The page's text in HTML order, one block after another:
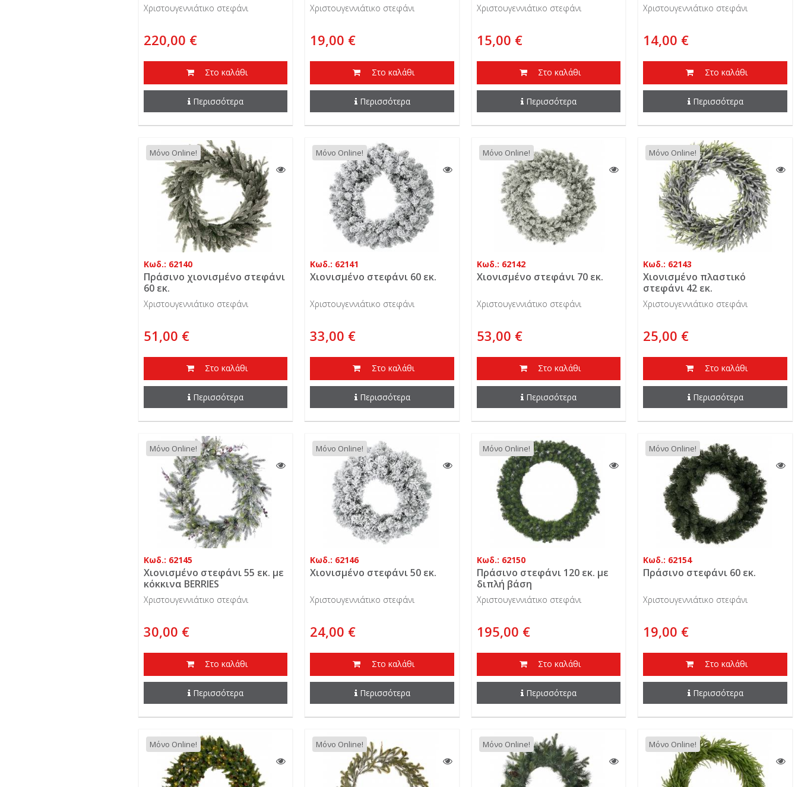
Χριστουγεννιάτικο στεφάνι
220,00 €
Στο καλάθι
Περισσότερα
Χριστουγεννιάτικο στεφάνι
19,00 €
Στο καλάθι
Περισσότερα
Χριστουγεννιάτικο στεφάνι
15,00 €
Στο καλάθι
Περισσότερα
Χριστουγεννιάτικο στεφάνι
14,00 €
Στο καλάθι
Περισσότερα
Μόνο Online!
Κωδ.: 62140
Πράσινο χιονισμένο στεφάνι
60 εκ.
Χριστουγεννιάτικο στεφάνι
51,00 €
Στο καλάθι
Περισσότερα
Μόνο Online!
Κωδ.: 62141
Χιονισμένο στεφάνι 60 εκ.
Χριστουγεννιάτικο στεφάνι
33,00 €
Στο καλάθι
Περισσότερα
Μόνο Online!
Κωδ.: 62142
Χιονισμένο στεφάνι 70 εκ.
Χριστουγεννιάτικο στεφάνι
53,00 €
Στο καλάθι
Περισσότερα
Μόνο Online!
Κωδ.: 62143
Χιονισμένο πλαστικό
στεφάνι 42 εκ.
Χριστουγεννιάτικο στεφάνι
25,00 €
Στο καλάθι
Περισσότερα
Μόνο Online!
Κωδ.: 62145
Χιονισμένο στεφάνι 55 εκ. με
κόκκινα BERRIES
Χριστουγεννιάτικο στεφάνι
30,00 €
Στο καλάθι
Περισσότερα
Μόνο Online!
Κωδ.: 62146
Χιονισμένο στεφάνι 50 εκ.
Χριστουγεννιάτικο στεφάνι
24,00 €
Στο καλάθι
Περισσότερα
Μόνο Online!
Κωδ.: 62150
Πράσινο στεφάνι 120 εκ. με
διπλή βάση
Χριστουγεννιάτικο στεφάνι
195,00 €
Στο καλάθι
Περισσότερα
Μόνο Online!
Κωδ.: 62154
Πράσινο στεφάνι 60 εκ.
Χριστουγεννιάτικο στεφάνι
19,00 €
Στο καλάθι
Περισσότερα
Μόνο Online! Μόνο Online! Μόνο Online! Μόνο Online!